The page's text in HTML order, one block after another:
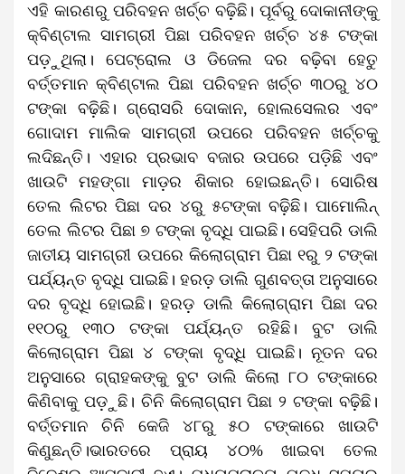
ଏହି କାରଣରୁ ପରିବହନ ଖର୍ଚ୍ଚ ବଢ଼ିଛି। ପୂର୍ବରୁ ଦୋକାନୀଙ୍କୁ
କ୍ବିଣ୍ଟାଲ ସାମଗ୍ରୀ ପିଛା ପରିବହନ ଖର୍ଚ୍ଚ ୪୫ ଟଙ୍କା
ପଡ଼ୁଥିଲା। ପେଟ୍ରୋଲ ଓ ଡିଜେଲ ଦର ବଢ଼ିବା ହେତୁ
ବର୍ତ୍ତମାନ କ୍ବିଣ୍ଟାଲ ପିଛା ପରିବହନ ଖର୍ଚ୍ଚ ୩୦ରୁ ୪୦
ଟଙ୍କା ବଢ଼ିଛି। ଗ୍ରୋସରି ଦୋକାନ, ହୋଲସେଲର ଏବଂ
ଗୋଦାମ ମାଲିକ ସାମଗ୍ରୀ ଉପରେ ପରିବହନ ଖର୍ଚ୍ଚକୁ
ଲଦିଛନ୍ତି। ଏହାର ପ୍ରଭାବ ବଜାର ଉପରେ ପଡ଼ିଛି ଏବଂ
ଖାଉଟି ମହଙ୍ଗା ମାଡ଼ର ଶିକାର ହୋଇଛନ୍ତି। ସୋରିଷ
ତେଲ ଲିଟର ପିଛା ଦର ୪ରୁ ୫ଟଙ୍କ‌ା ବଢ଼ିଛି। ପାମୋଲିନ୍
ତେଲ ଲିଟର ପିଛା ୭ ଟଙ୍କା ବୃଦ୍ଧି ପାଇଛି। ସେହିପରି ଡାଲି
ଜାତୀୟ ସାମଗ୍ରୀ ଉପରେ କିଲୋଗ୍ରାମ ପିଛା ୧ରୁ ୨ ଟଙ୍କା
ପର୍ଯ୍ୟନ୍ତ ବୃଦ୍ଧି ପାଇଛି। ହରଡ଼ ଡାଲି ଗୁଣବତ୍ତା ଅନୁସାରେ
ଦର ବୃଦ୍ଧି ହୋଇଛି। ହରଡ଼ ଡାଲି କିଲୋଗ୍ରାମ ପିଛା ଦର
୧୧୦ରୁ ୧୩୦ ଟଙ୍କା ପର୍ଯ୍ୟନ୍ତ ରହିଛି। ବୁଟ ଡାଲି
କିଲୋଗ୍ରାମ ପିଛା ୪ ଟଙ୍କା ବୃଦ୍ଧି ପାଇଛି। ନୂତନ ଦର
ଅନୁସାରେ ଗ୍ରାହକଙ୍କୁ ବୁଟ ଡାଲି କିଲୋ ୮୦ ଟଙ୍କାରେ
କିଣିବାକୁ ପଡ଼ୁଛି। ଚିନି କିଲୋଗ୍ରାମ ପିଛା ୨ ଟଙ୍କା ବଢ଼ିଛି।
ବର୍ତ୍ତମାନ ଚିନି କେଜି ୪୮ରୁ ୫୦ ଟଙ୍କାରେ ଖାଉଟି
କିଣୁଛନ୍ତି।ଭାରତରେ ପ୍ରାୟ ୪୦% ଖାଇବା ତେଲ